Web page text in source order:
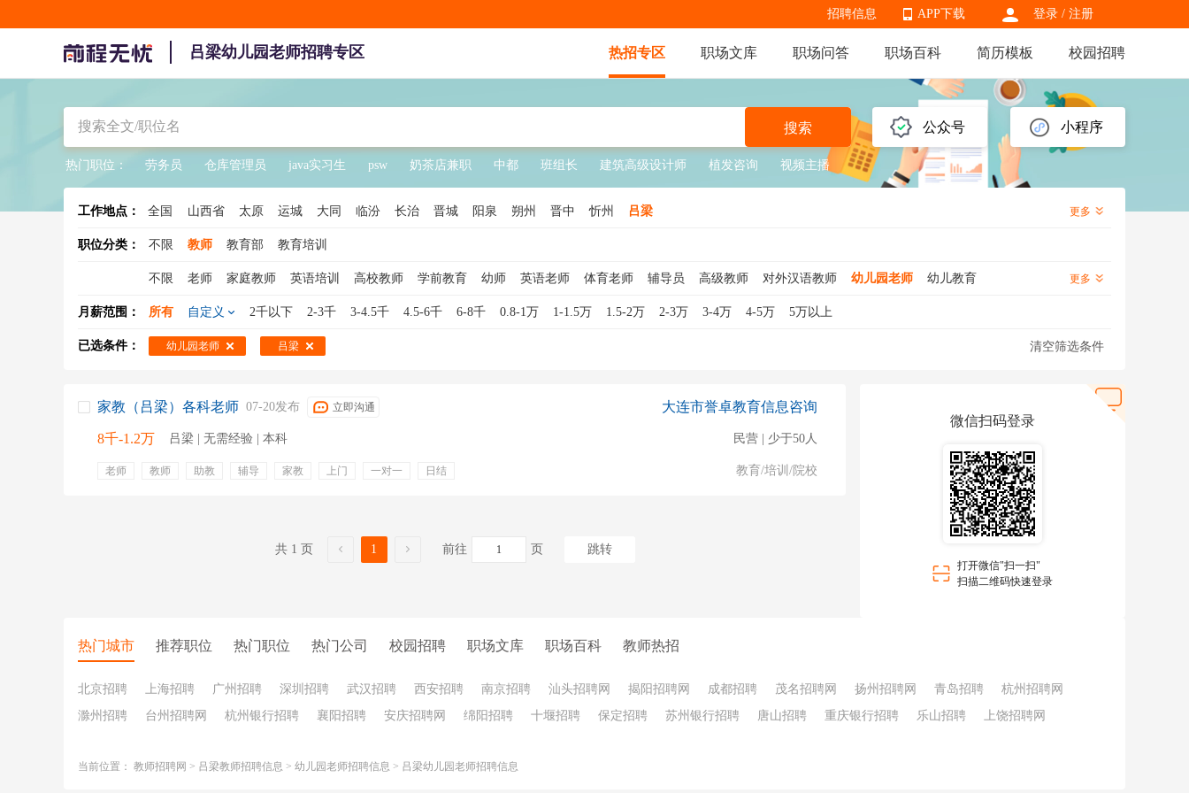
登录 / 注册
APP下载
APP下载
招聘信息
吕梁幼儿园老师招聘专区 热招专区 职场文库 职场问答 职场百科 简历模板 校园招聘
公众号 小程序
搜索
热门职位： 劳务员 仓库管理员 java实习生 psw 奶茶店兼职 中都 班组长 建筑高级设计师 植发咨询 视频主播
工作地点： 全国 山西省 太原 运城 大同 临汾 长治 晋城 阳泉 朔州 晋中 忻州 吕梁 更多
职位分类： 不限 教师 教育部 教育培训
不限 老师 家庭教师 英语培训 高校教师 学前教育 幼师 英语老师 体育老师 辅导员 高级教师 对外汉语教师 幼儿园老师
幼儿教育
助教
代课老师 幼儿教师 小学教师 语文老师 生活老师 美术老师 院长 数学老师 日语老师 口译 小学老师
英语教师
体育教师 招生老师
更多
月薪范围： 所有 自定义 2千以下 2-3千 3-4.5千 4.5-6千 6-8千 0.8-1万 1-1.5万 1.5-2万 2-3万 3-4万 4-5万 5万以上
已选条件： 幼儿园老师 吕梁 清空筛选条件
家教（吕梁）各科老师 07-20发布 立即沟通
8千-1.2万 吕梁 | 无需经验 | 本科
老师 教师 助教 辅导 家教 上门 一对一
日结
大连市誉卓教育信息咨询
民营 | 少于50人
教育/培训/院校
共 1 页 1 前往 页 跳转
微信扫码登录
打开微信"扫一扫"
扫描二维码快速登录
热门城市 推荐职位 热门职位 热门公司 校园招聘 职场文库 职场百科 教师热招
北京招聘 上海招聘 广州招聘 深圳招聘 武汉招聘 西安招聘 南京招聘 汕头招聘网 揭阳招聘网 成都招聘 茂名招聘网 扬州招聘网 青岛招聘
杭州招聘网
滁州招聘
台州招聘网 杭州银行招聘 襄阳招聘 安庆招聘网 绵阳招聘 十堰招聘 保定招聘 苏州银行招聘 唐山招聘 重庆银行招聘 乐山招聘 上饶招聘网
当前位置： 教师招聘网 > 吕梁教师招聘信息 > 幼儿园老师招聘信息 > 吕梁幼儿园老师招聘信息